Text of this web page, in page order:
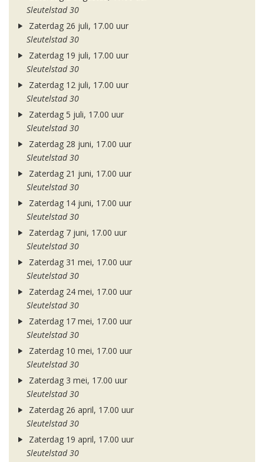
Sleutelstad 30
Zaterdag 26 juli, 17.00 uur
Sleutelstad 30
Zaterdag 19 juli, 17.00 uur
Sleutelstad 30
Zaterdag 12 juli, 17.00 uur
Sleutelstad 30
Zaterdag 5 juli, 17.00 uur
Sleutelstad 30
Zaterdag 28 juni, 17.00 uur
Sleutelstad 30
Zaterdag 21 juni, 17.00 uur
Sleutelstad 30
Zaterdag 14 juni, 17.00 uur
Sleutelstad 30
Zaterdag 7 juni, 17.00 uur
Sleutelstad 30
Zaterdag 31 mei, 17.00 uur
Sleutelstad 30
Zaterdag 24 mei, 17.00 uur
Sleutelstad 30
Zaterdag 17 mei, 17.00 uur
Sleutelstad 30
Zaterdag 10 mei, 17.00 uur
Sleutelstad 30
Zaterdag 3 mei, 17.00 uur
Sleutelstad 30
Zaterdag 26 april, 17.00 uur
Sleutelstad 30
Zaterdag 19 april, 17.00 uur
Sleutelstad 30